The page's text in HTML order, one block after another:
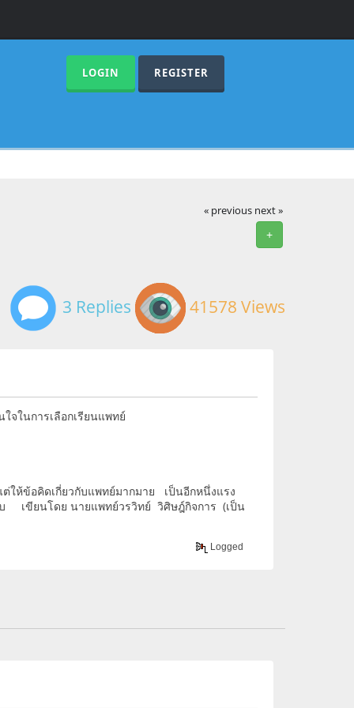
LOGIN REGISTER
« previous next »
+
3 Replies 41578 Views
ในการเลือกเรียนแพทย์
ให้ข้อคิดเกี่ยวกับแพทย์มากมาย เป็นอีกหนึ่งแรง
เขียนโดย นายแพทย์วรวิทย์ วิศิษฎ์กิจการ (เป็น
Logged